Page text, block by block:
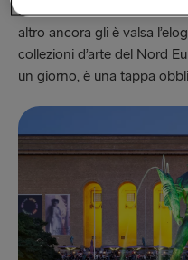
artisti svedesi e altri. La
altro ancora gli è valsa
collezioni d’arte del Nord
un giorno, è una tappa